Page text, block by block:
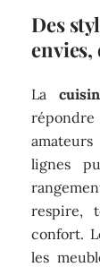
Des
envies,
La
lignes
respire,
confort.
les